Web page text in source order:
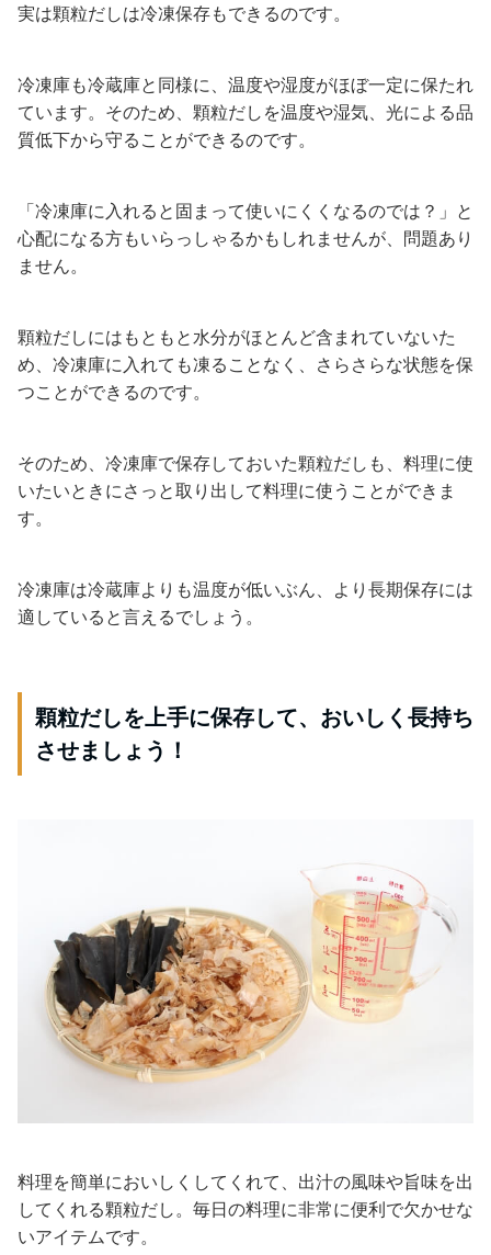
実は顆粒だしは冷凍保存もできるのです。
冷凍庫も冷蔵庫と同様に、温度や湿度がほぼ一定に保たれ
ています。そのため、顆粒だしを温度や湿気、光による品
質低下から守ることができるのです。
「冷凍庫に入れると固まって使いにくくなるのでは？」と
心配になる方もいらっしゃるかもしれませんが、問題あり
ません。
顆粒だしにはもともと水分がほとんど含まれていないた
め、冷凍庫に入れても凍ることなく、さらさらな状態を保
つことができるのです。
そのため、冷凍庫で保存しておいた顆粒だしも、料理に使
いたいときにさっと取り出して料理に使うことができま
す。
冷凍庫は冷蔵庫よりも温度が低いぶん、より長期保存には
適していると言えるでしょう。
顆粒だしを上手に保存して、おいしく長持ち
させましょう！
料理を簡単においしくしてくれて、出汁の風味や旨味を出
してくれる顆粒だし。毎日の料理に非常に便利で欠かせな
いアイテムです。